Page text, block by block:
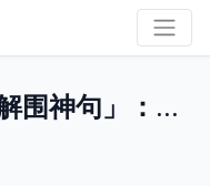
拒绝尬聊！美剧高频「解围神句」：轻松化解社交尴尬，告别“话不投机”！